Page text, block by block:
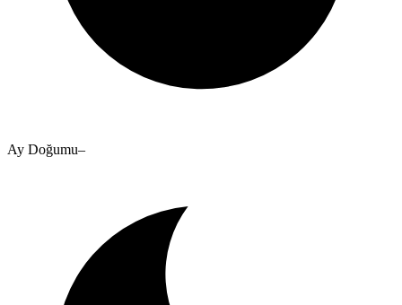
Ay Doğumu–